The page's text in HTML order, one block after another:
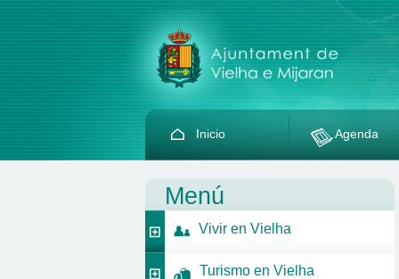
Inicio Agenda
Menú
Vivir en Vielha
Turismo en Vielha